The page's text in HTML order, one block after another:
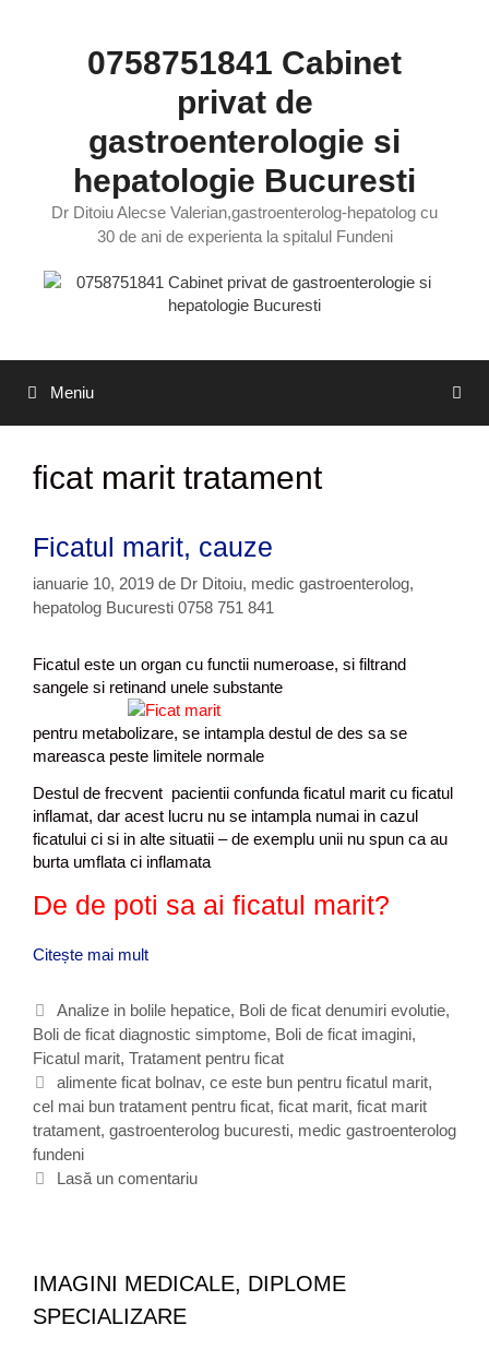
0758751841 Cabinet
privat de
gastroenterologie si
hepatologie Bucuresti
Dr Ditoiu Alecse Valerian,gastroenterolog-hepatolog cu
30 de ani de experienta la spitalul Fundeni
Meniu
ficat marit tratament
Ficatul marit, cauze
ianuarie 10, 2019 de Dr Ditoiu, medic gastroenterolog,
hepatolog Bucuresti 0758 751 841
Ficatul este un organ cu functii numeroase, si filtrand
sangele si retinand unele substante
pentru metabolizare, se intampla destul de des sa se
mareasca peste limitele normale
Destul de frecvent pacientii confunda ficatul marit cu ficatul
inflamat, dar acest lucru nu se intampla numai in cazul
ficatului ci si in alte situatii – de exemplu unii nu spun ca au
burta umflata ci inflamata
De de poti sa ai ficatul marit?
Citește mai mult
c
t
u
l
m
a
i
a
z
C
a
t
e
g
o
r
i
Analize in bolile hepatice, Boli de ficat denumiri evolutie,
Boli de ficat diagnostic simptome, Boli de ficat imagini,
Ficatul marit, Tratament pentru ficat
E
t
i
c
h
alimente ficat bolnav, ce este bun pentru ficatul marit,
cel mai bun tratament pentru ficat, ficat marit, ficat marit
tratament, gastroenterolog bucuresti, medic gastroenterolog
fundeni
Lasă un comentariu
IMAGINI MEDICALE, DIPLOME
SPECIALIZARE